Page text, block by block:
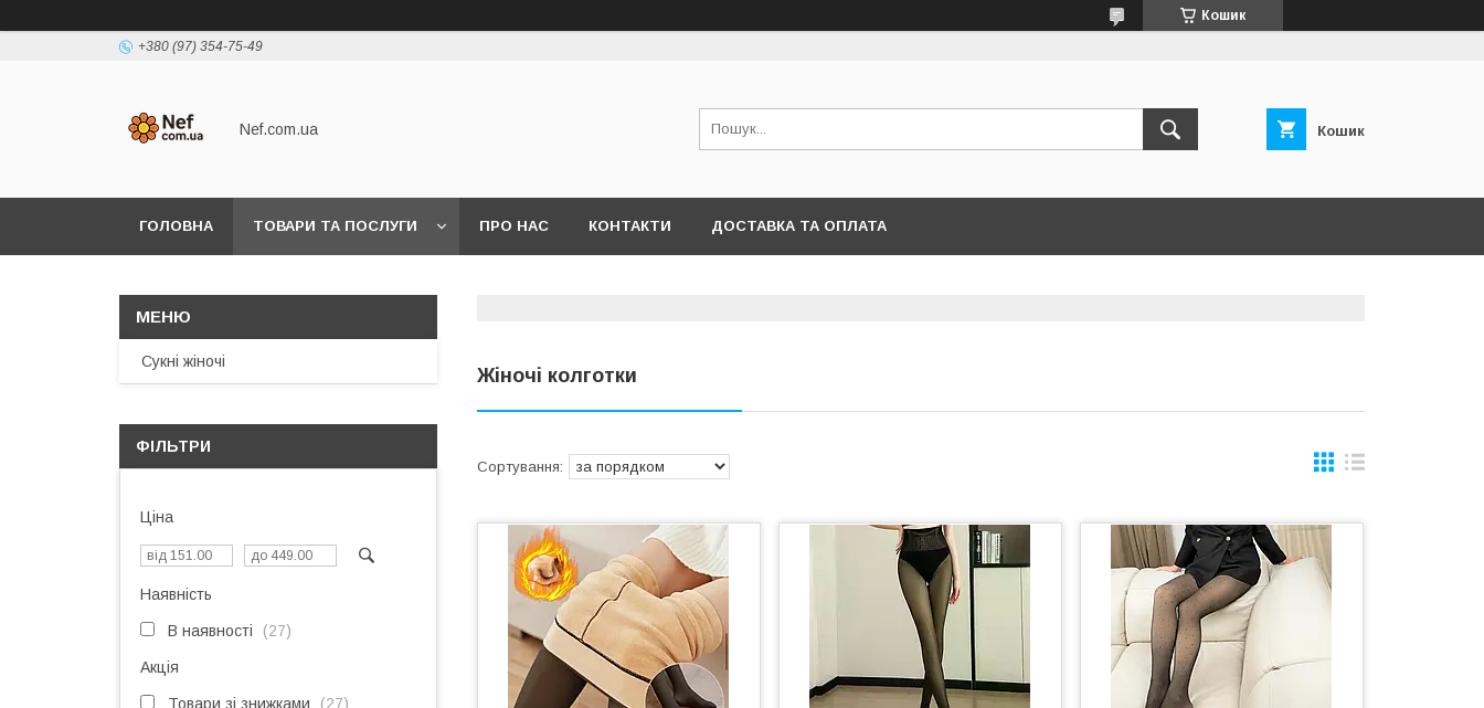
Кошик
+380 (97) 354-75-49
Nef.com.ua Кошик
ГОЛОВНА ТОВАРИ ТА ПОСЛУГИ ПРО НАС КОНТАКТИ ДОСТАВКА ТА ОПЛАТА
Жіночі колготки
Сукні жіночі
ФІЛЬТРИ
Ціна
Наявність
В наявності 27
Акція
Товари зі знижками 27